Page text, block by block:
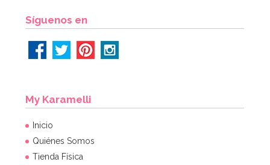
Síguenos en
My Karamelli
Inicio
Quiénes Somos
Tienda Física